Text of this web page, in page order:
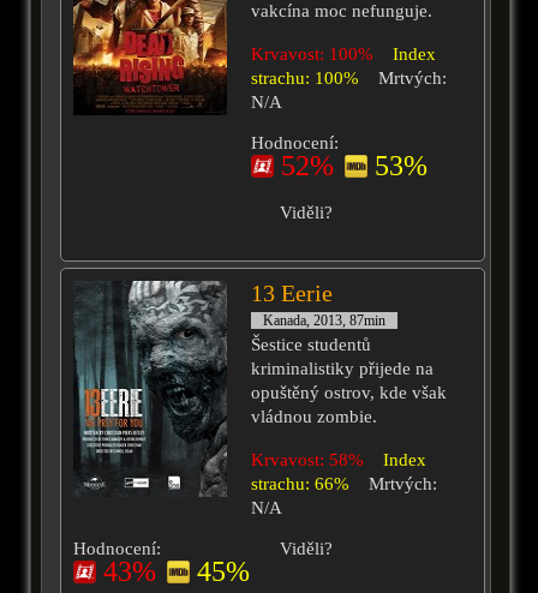
vakcína moc nefunguje.
Krvavost: 100%
Index
strachu: 100%
Mrtvých:
N/A
Hodnocení:
52% 53%
Viděli?
13 Eerie
Kanada, 2013, 87min
Šestice studentů
kriminalistiky přijede na
opuštěný ostrov, kde však
vládnou zombie.
Krvavost: 58%
Index
strachu: 66%
Mrtvých:
N/A
Hodnocení:
43% 45%
Viděli?